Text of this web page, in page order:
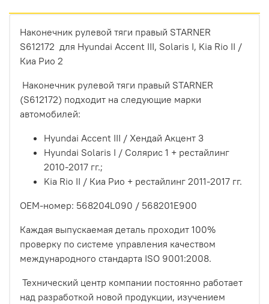
Наконечник рулевой тяги правый STARNER
S612172 для Hyundai Accent III, Solaris I, Kia Rio II /
Киа Рио 2
Наконечник рулевой тяги правый STARNER
(S612172) подходит на следующие марки
автомобилей:
Hyundai Accent III / Хендай Акцент 3
Hyundai Solaris I / Солярис 1 + рестайлинг
2010-2017 гг.;
Kia Rio II / Киа Рио + рестайлинг 2011-2017 гг.
ОЕМ-номер: 568204L090 / 568201E900
Каждая выпускаемая деталь проходит 100%
проверку по системе управления качеством
международного стандарта ISO 9001:2008.
Технический центр компании постоянно работает
над разработкой новой продукции, изучением